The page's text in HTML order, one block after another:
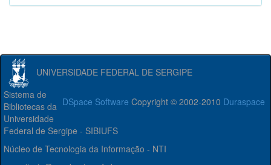
UNIVERSIDADE FEDERAL DE SERGIPE
DSpace Software Copyright © 2002-2010 Duraspace
Sistema de
Bibliotecas da
Universidade
Federal de Sergipe - SIBIUFS
Núcleo de Tecnologia da Informação - NTI